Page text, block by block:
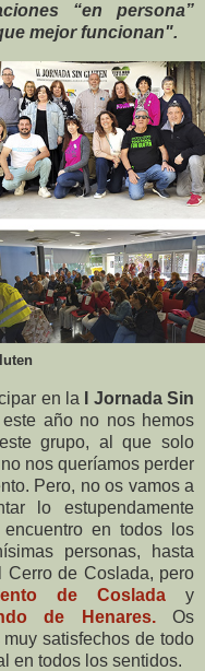
“en persona”
mejor funcionan".
en la
I Jornada Sin
año no nos hemos
grupo, al que solo
nos queríamos perder
Pero, no os vamos a
lo estupendamente
en todos los
personas, hasta
Cerro de Coslada, pero
de Cosladay
de Henares.Os
satisfechos de todo
en todos los sentidos.